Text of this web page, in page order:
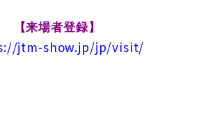
【来場者登録】
jtm-show.jp/jp/visit/